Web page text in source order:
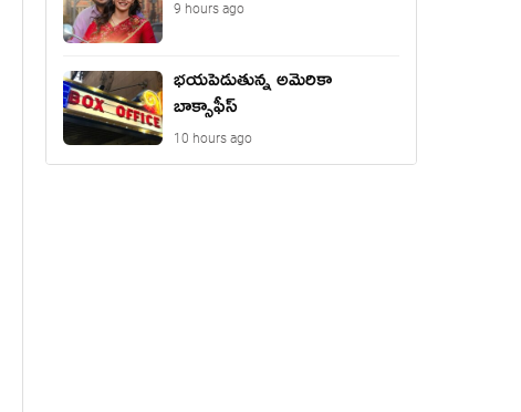
9 hours ago
భయపెడుతున్న అమెరికా
బాక్సాఫీస్
10 hours ago